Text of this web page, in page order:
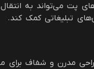
پت می‌تواند به انتقال
تبلیغاتی کمک کند.
مدرن و شفاف برای